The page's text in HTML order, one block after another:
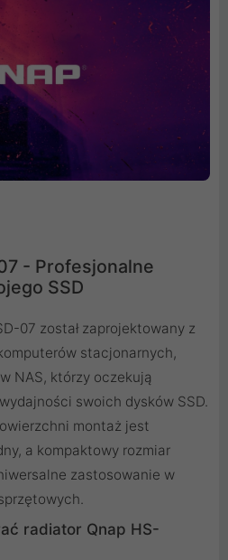
- Profesjonalne
SSD
07 został zaprojektowany z
stacjonarnych,
NAS, którzy oczekują
swoich dysków SSD.
montaż jest
a kompaktowy rozmiar
zastosowanie w
radiator Qnap HS-